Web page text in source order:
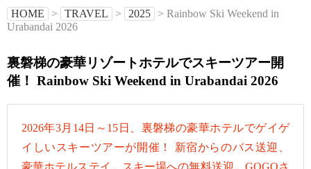
HOME > TRAVEL > 2025
> Rainbow Ski Weekend in
Urabandai 2026
裏磐梯の豪華リゾートホテルでスキーツアー開
催！ Rainbow Ski Weekend in Urabandai 2026
2026年3月14日～15日、裏磐梯の豪華ホテルでゲイゲ
イしいスキーツアーが開催！ 新宿からのバス送迎、
豪華ホテルステイ、スキー場への無料送迎、GOGOさ